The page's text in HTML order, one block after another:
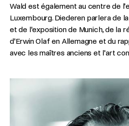
Wald est également au centre de
Luxembourg. Diederen parlera de
et de l'exposition de Munich, de la
d'Erwin Olaf en Allemagne et du
avec les maîtres anciens et l'art